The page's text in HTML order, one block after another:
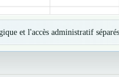
et l'accès administratif séparés.